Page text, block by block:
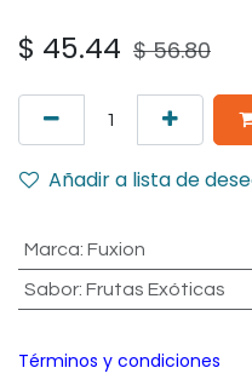
$ 45.44 $56.80
Añadir a lista de
Marca: Fuxion
Sabor: Frutas Exóticas
Términos y condiciones